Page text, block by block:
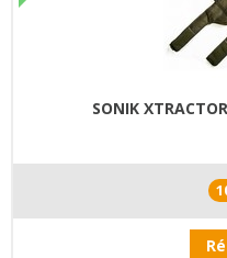
SONIK